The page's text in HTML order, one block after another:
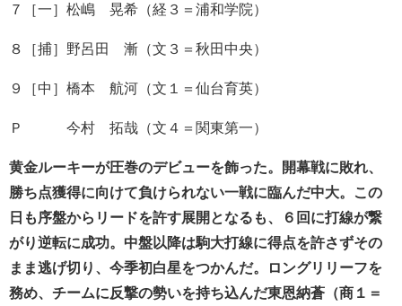
７［一］松嶋 晃希（経３＝浦和学院）
８［捕］野呂田 漸（文３＝秋田中央）
９［中］橋本 航河（文１＝仙台育英）
Ｐ 今村 拓哉（文４＝関東第一）
黄金ルーキーが圧巻のデビューを飾った。開幕戦に敗れ、
勝ち点獲得に向けて負けられない一戦に臨んだ中大。この
日も序盤からリードを許す展開となるも、６回に打線が繋
がり逆転に成功。中盤以降は駒大打線に得点を許さずその
まま逃げ切り、今季初白星をつかんだ。ロングリリーフを
務め、チームに反撃の勢いを持ち込んだ東恩納蒼（商１＝